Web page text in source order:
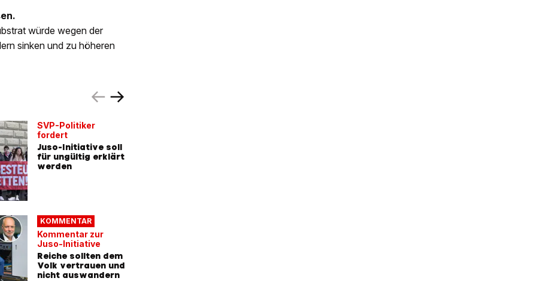
würde wegen der
sinken und zu höheren
SVP-Politiker
fordert
Juso-Initiative soll
für ungültig erklärt
werden
KOMMENTAR
Kommentar zur
Juso-Initiative
Reiche sollten dem
Volk vertrauen und
nicht auswandern